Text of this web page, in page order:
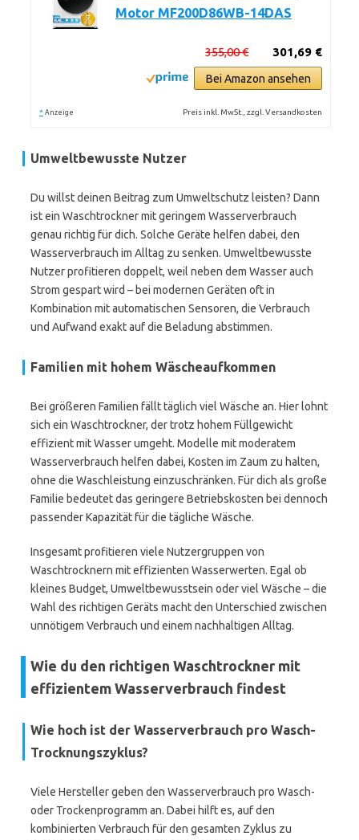
Motor MF200D86WB-14DAS
301,69 €
355,00 €
Bei Amazon ansehen
* Anzeige Preis inkl. MwSt., zzgl. Versandkosten
Umweltbewusste Nutzer
Du willst deinen Beitrag zum Umweltschutz leisten? Dann
ist ein Waschtrockner mit geringem Wasserverbrauch
genau richtig für dich. Solche Geräte helfen dabei, den
Wasserverbrauch im Alltag zu senken. Umweltbewusste
Nutzer profitieren doppelt, weil neben dem Wasser auch
Strom gespart wird – bei modernen Geräten oft in
Kombination mit automatischen Sensoren, die Verbrauch
und Aufwand exakt auf die Beladung abstimmen.
Familien mit hohem Wäscheaufkommen
Bei größeren Familien fällt täglich viel Wäsche an. Hier lohnt
sich ein Waschtrockner, der trotz hohem Füllgewicht
effizient mit Wasser umgeht. Modelle mit moderatem
Wasserverbrauch helfen dabei, Kosten im Zaum zu halten,
ohne die Waschleistung einzuschränken. Für dich als große
Familie bedeutet das geringere Betriebskosten bei dennoch
passender Kapazität für die tägliche Wäsche.
Insgesamt profitieren viele Nutzergruppen von
Waschtrocknern mit effizienten Wasserwerten. Egal ob
kleines Budget, Umweltbewusstsein oder viel Wäsche – die
Wahl des richtigen Geräts macht den Unterschied zwischen
unnötigem Verbrauch und einem nachhaltigen Alltag.
Wie du den richtigen Waschtrockner mit
effizientem Wasserverbrauch findest
Wie hoch ist der Wasserverbrauch pro Wasch-
Trocknungszyklus?
Viele Hersteller geben den Wasserverbrauch pro Wasch-
oder Trockenprogramm an. Dabei hilft es, auf den
kombinierten Verbrauch für den gesamten Zyklus zu